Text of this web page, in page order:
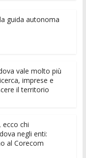
di e di
guida autonoma
vale molto più
imprese e
il territorio
ecco chi
negli enti:
al Corecom